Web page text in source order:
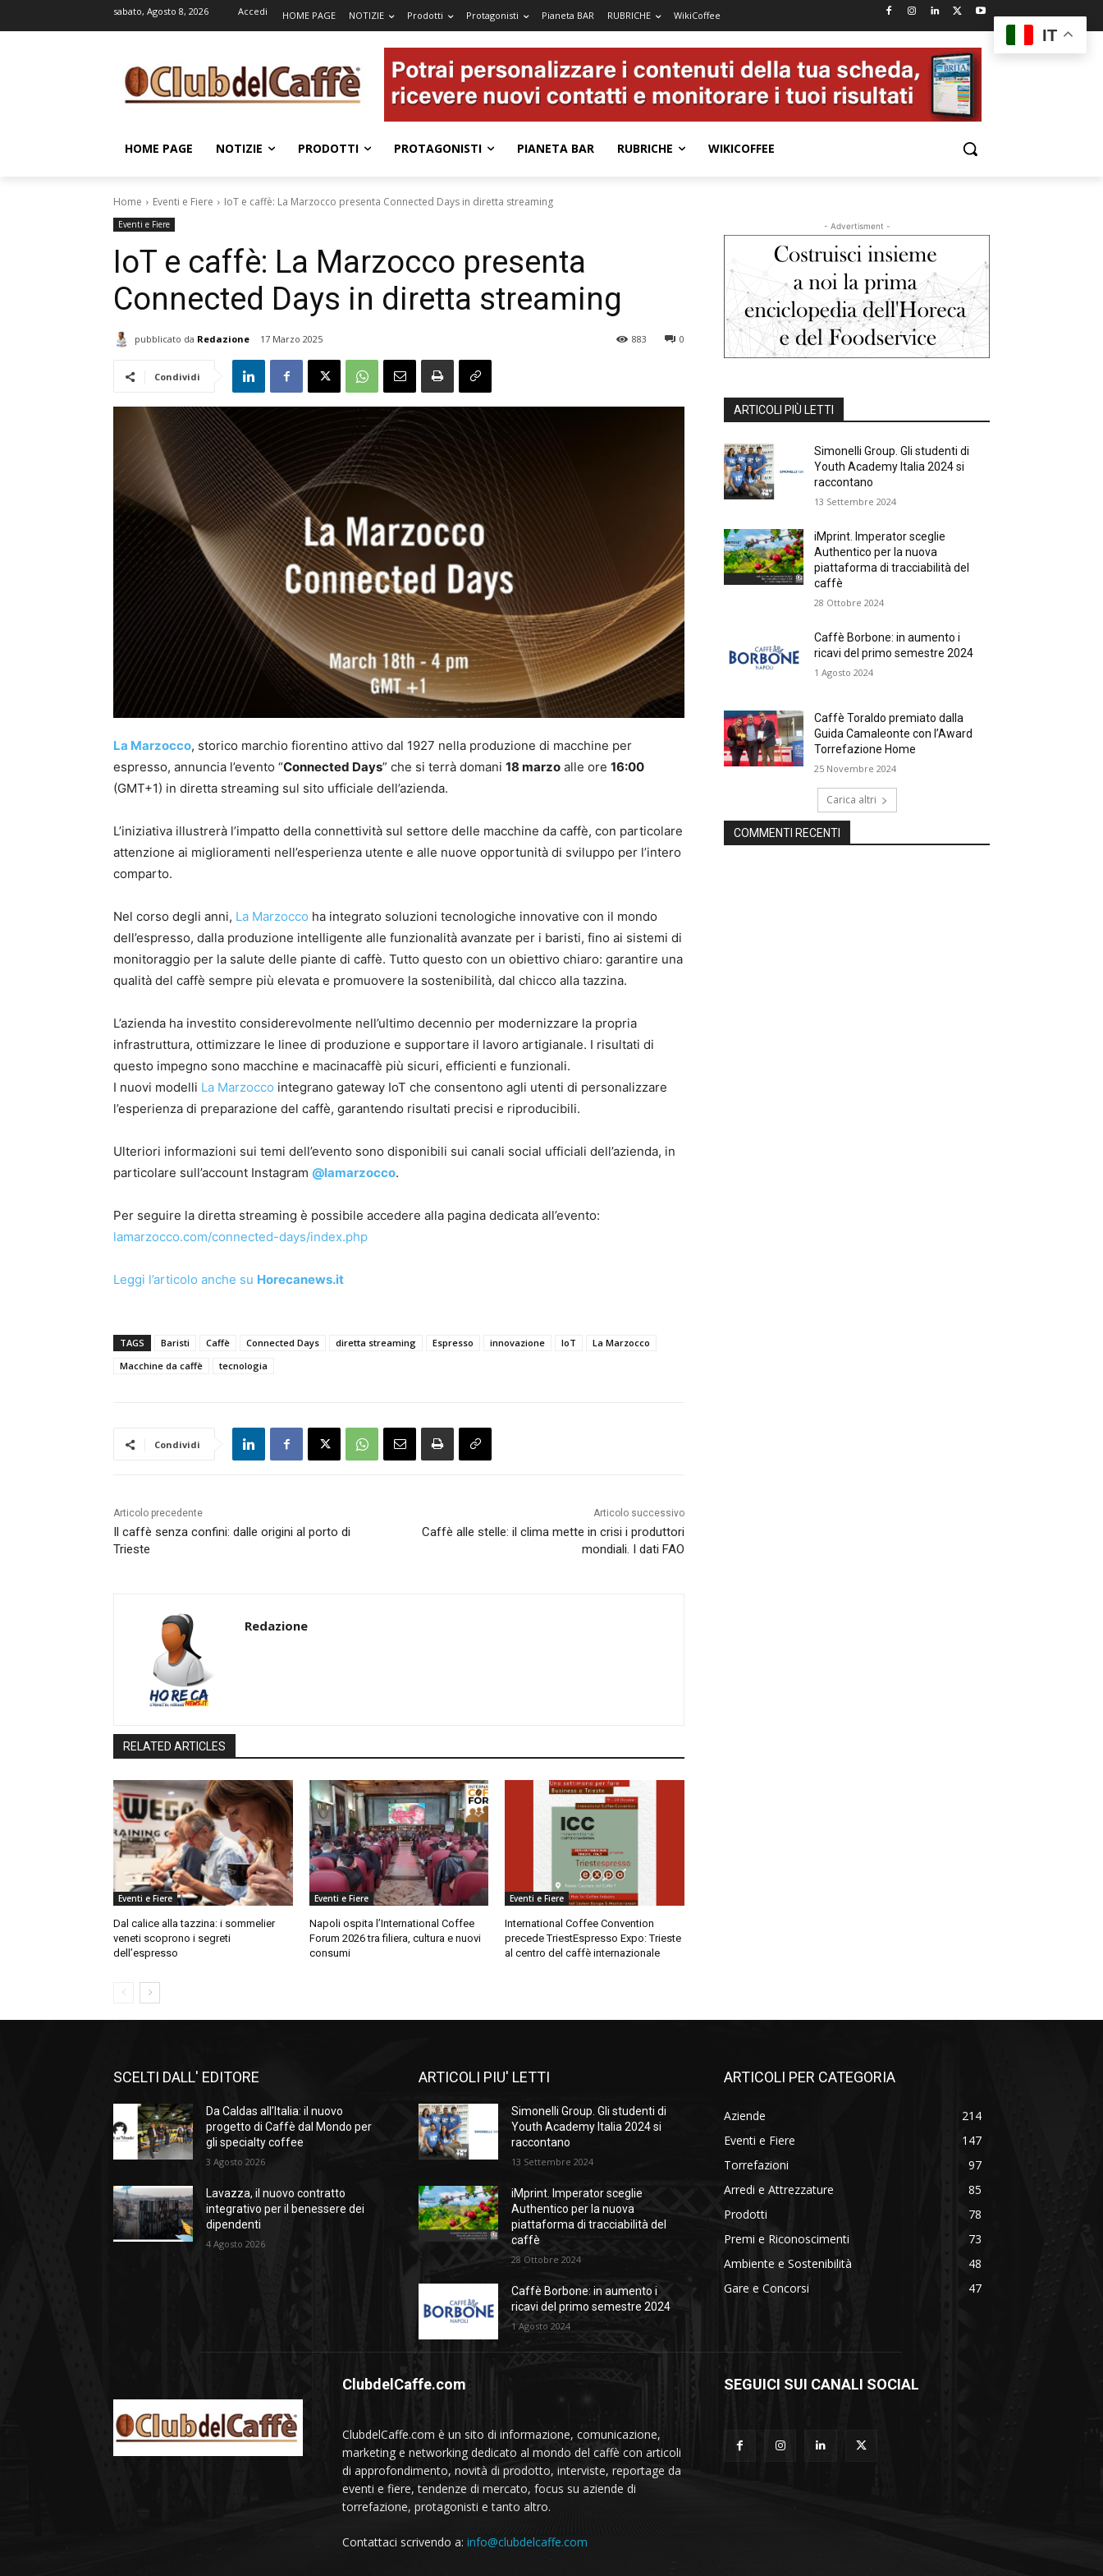
sabato, Agosto 8, 2026 Accedi HOME PAGE NOTIZIE Prodotti Protagonisti Pianeta BAR RUBRICHE WikiCoffee
HOME PAGE NOTIZIE PRODOTTI PROTAGONISTI PIANETA BAR RUBRICHE WIKICOFFEE
Home Eventi e Fiere IoT e caffè: La Marzocco presenta Connected Days in diretta streaming
Eventi e Fiere
IoT e caffè: La Marzocco presenta
Connected Days in diretta streaming
pubblicato da Redazione 17 Marzo 2025 0
883
Condividi
La Marzocco, storico marchio fiorentino attivo dal 1927 nella produzione di macchine per
espresso, annuncia l’evento “Connected Days” che si terrà domani 18 marzo alle ore 16:00
(GMT+1) in diretta streaming sul sito ufficiale dell’azienda.
L’iniziativa illustrerà l’impatto della connettività sul settore delle macchine da caffè, con particolare
attenzione ai miglioramenti nell’esperienza utente e alle nuove opportunità di sviluppo per l’intero
comparto.
Nel corso degli anni, La Marzocco ha integrato soluzioni tecnologiche innovative con il mondo
dell’espresso, dalla produzione intelligente alle funzionalità avanzate per i baristi, fino ai sistemi di
monitoraggio per la salute delle piante di caffè. Tutto questo con un obiettivo chiaro: garantire una
qualità del caffè sempre più elevata e promuovere la sostenibilità, dal chicco alla tazzina.
L’azienda ha investito considerevolmente nell’ultimo decennio per modernizzare la propria
infrastruttura, ottimizzare le linee di produzione e supportare il lavoro artigianale. I risultati di
questo impegno sono macchine e macinacaffè più sicuri, efficienti e funzionali.
I nuovi modelli La Marzocco integrano gateway IoT che consentono agli utenti di personalizzare
l’esperienza di preparazione del caffè, garantendo risultati precisi e riproducibili.
Ulteriori informazioni sui temi dell’evento sono disponibili sui canali social ufficiali dell’azienda, in
particolare sull’account Instagram @lamarzocco.
Per seguire la diretta streaming è possibile accedere alla pagina dedicata all’evento:
lamarzocco.com/connected-days/index.php
Leggi l’articolo anche su Horecanews.it
TAGS Baristi Caffè Connected Days diretta streaming Espresso innovazione IoT
La Marzocco
Macchine da caffè
tecnologia
Condividi
Articolo precedente
Il caffè senza confini: dalle origini al porto di
Trieste
Articolo successivo
Caffè alle stelle: il clima mette in crisi i produttori
mondiali. I dati FAO
Redazione
RELATED ARTICLES
Eventi e Fiere
Dal calice alla tazzina: i sommelier
veneti scoprono i segreti
dell’espresso
Eventi e Fiere
Napoli ospita l’International Coffee
Forum 2026 tra filiera, cultura e nuovi
consumi
Eventi e Fiere
International Coffee Convention
precede TriestEspresso Expo: Trieste
al centro del caffè internazionale
- Advertisment -
ARTICOLI PIÙ LETTI
Simonelli Group. Gli studenti di
Youth Academy Italia 2024 si
raccontano
13 Settembre 2024
iMprint. Imperator sceglie
Authentico per la nuova
piattaforma di tracciabilità del
caffè
28 Ottobre 2024
Caffè Borbone: in aumento i
ricavi del primo semestre 2024
1 Agosto 2024
Caffè Toraldo premiato dalla
Guida Camaleonte con l’Award
Torrefazione Home
25 Novembre 2024
Carica altri
COMMENTI RECENTI
SCELTI DALL' EDITORE
Da Caldas all’Italia: il nuovo
progetto di Caffè dal Mondo per
gli specialty coffee
3 Agosto 2026
Lavazza, il nuovo contratto
integrativo per il benessere dei
dipendenti
4 Agosto 2026
ARTICOLI PIU' LETTI
Simonelli Group. Gli studenti di
Youth Academy Italia 2024 si
raccontano
13 Settembre 2024
iMprint. Imperator sceglie
Authentico per la nuova
piattaforma di tracciabilità del
caffè
28 Ottobre 2024
Caffè Borbone: in aumento i
ricavi del primo semestre 2024
1 Agosto 2024
ARTICOLI PER CATEGORIA
Aziende
214
Eventi e Fiere
147
Torrefazioni
97
Arredi e Attrezzature
85
Prodotti
78
Premi e Riconoscimenti
73
Ambiente e Sostenibilità
48
Gare e Concorsi
47
ClubdelCaffe.com
ClubdelCaffe.com è un sito di informazione, comunicazione,
marketing e networking dedicato al mondo del caffè con articoli
di approfondimento, novità di prodotto, interviste, reportage da
eventi e fiere, tendenze di mercato, focus su aziende di
torrefazione, protagonisti e tanto altro.
Contattaci scrivendo a: info@clubdelcaffe.com
SEGUICI SUI CANALI SOCIAL
IT